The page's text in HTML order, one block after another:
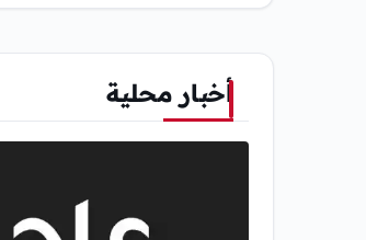
أخبار محلية